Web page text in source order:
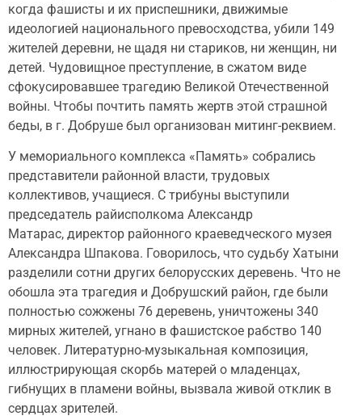
когда фашисты и их приспешники, движимые
идеологией национального превосходства, убили 149
жителей деревни, не щадя ни стариков, ни женщин, ни
детей. Чудовищное преступление, в сжатом виде
сфокусировавшее трагедию Великой Отечественной
войны. Чтобы почтить память жертв этой страшной
беды, в г. Добруше был организован митинг-реквием.
У мемориального комплекса «Память» собрались
представители районной власти, трудовых
коллективов, учащиеся. С трибуны выступили
председатель райисполкома Александр
Матарас, директор районного краеведческого музея
Александра Шпакова. Говорилось, что судьбу Хатыни
разделили сотни других белорусских деревень. Что не
обошла эта трагедия и Добрушский район, где были
полностью сожжены 76 деревень, уничтожены 340
мирных жителей, угнано в фашистское рабство 140
человек. Литературно-музыкальная композиция,
иллюстрирующая скорбь матерей о младенцах,
гибнущих в пламени войны, вызвала живой отклик в
сердцах зрителей.